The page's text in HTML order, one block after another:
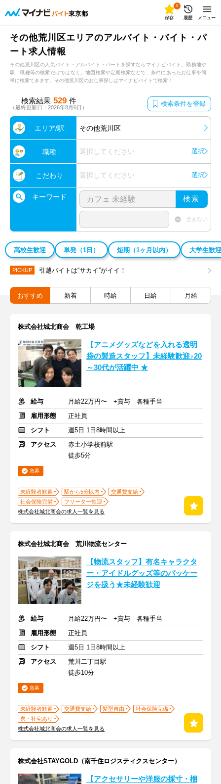
東京都
0
保存 履歴 メニュー
その他荒川区エリアのアルバイト・バイト・パ
ート求人情報
その他荒川区の人気バイト・アルバイト・パートを探すならマイナビバイト。勤務地や
駅、職種等の検索だけではなく、地図検索や定期検索などで、条件にあったお仕事を簡
単に検索できます。その他荒川区のお仕事探しはマイナビバイトで検索！
検索結果 529 件
（最終更新日：2026年8月6日） 検索条件を登録
エリア/駅 その他荒川区
職種 選択してください 選択
こだわり 選択してください 選択
キーワード 検索
含まない
高校生歓迎 単発（1日） 短期（1ヶ月以内） 大学生歓迎
PICKUP 引越バイトは“サカイ”がイイ！
おすすめ 新着 時給 日給 月給
株式会社城北商会 乾工場
【アニメグッズなどを入れる透明
袋の製造スタッフ】未経験歓迎♪20
～30代が活躍中 ★
給与
月給22万円〜 +賞与 各種手当
雇用形態
正社員
シフト
週5日 1日8時間以上
アクセス
赤土小学校前駅
徒歩5分
急募
未経験者歓迎 駅から5分以内
交通費支給
社会保険完備
フリーター歓迎
株式会社城北商会の求人一覧を見る
株式会社城北商会 荒川物流センター
【物流スタッフ】有名キャラクタ
ー・アイドルグッズ等のパッケー
ジを扱う★未経験歓迎
給与
月給22万円〜 +賞与 各種手当
雇用形態
正社員
シフト
週5日 1日8時間以上
アクセス
荒川二丁目駅
徒歩10分
急募
未経験者歓迎 交通費支給 髪型自由
社会保険完備
寮・社宅あり
株式会社城北商会の求人一覧を見る
株式会社STAYGOLD（南千住ロジスティクスセンター）
【アクセサリーや洋服の採寸・梱